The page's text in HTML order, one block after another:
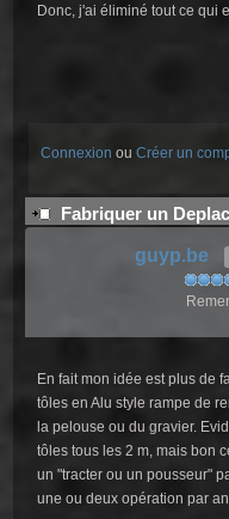
Donc, j'ai éliminé tout ce qui
Connexion ouCréer un
Fabriquer un
guyp.be
En fait mon idée est plus de
tôles en Alu style rampe de
la pelouse ou du gravier.
tôles tous les 2 m, mais bon
un "tracter ou un pousseur"
une ou deux opération par